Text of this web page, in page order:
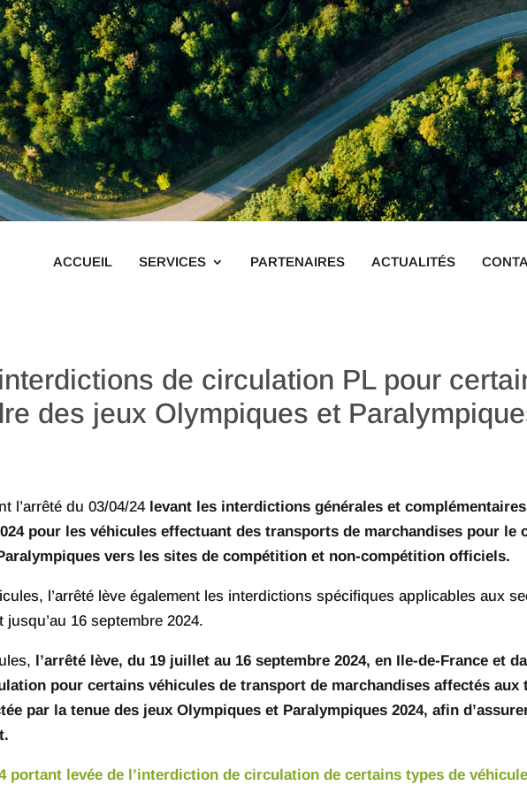
ACCUEIL SERVICES PARTENAIRES ACTUALITÉS
de circulation PL pour
des jeux Olympiques et
l’arrêté du 03/04/24 levant les interdictions générales et
pour les véhicules effectuant des transports de marchandises pour le
vers les sites de compétition et non-compétition officiels.
l’arrêté lève également les interdictions spécifiques applicables aux
16 septembre 2024.
l’arrêté lève, du 19 juillet au 16 septembre 2024, en Ile-de-France et
pour certains véhicules de transport de marchandises affectés
par la tenue des jeux Olympiques et Paralympiques 2024, afin
.
portant levée de l’interdiction de circulation de certains types de